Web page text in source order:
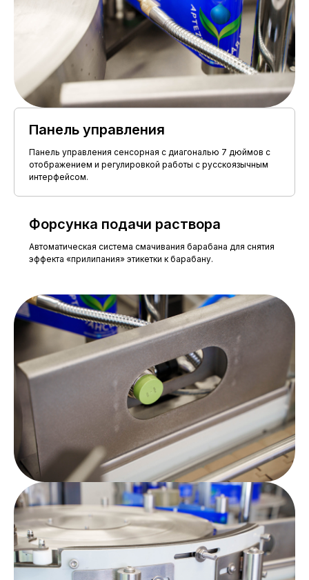
Расход клея на 10 этикеток
до 0,5 кг
Мощность потребляемая
до 3,4 кВт
Параметры электросети
220В/50Гц
Габариты автомата, Д*Ш*В
2000*1500*1500
Обслуживающий персонал
120 мм (по
до 160 мм)
Плотность БОПП-плёнки
этикетки
35-50 мкм
(соответственно
площади
Диаметр рулона этикетки
не более 600 мм
Втулка бобины этикеток
на 2-3 мм выше
уровня намотки
этикеток, ø 50-
80 мм
Нижний край этикетки на таре
должен располагаться на
расстоянии не менее 20 мм от
плоскости дня тары (расстояние
менее 20 мм – по согласованию).
Панель управления
Панель управления сенсорная с диагональю 7 дюймов с
отображением и регулировкой работы с русскоязычным
интерфейсом.
Форсунка подачи раствора
Автоматическая система смачивания барабана для снятия
эффекта «прилипания» этикетки к барабану.